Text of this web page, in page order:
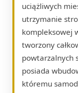
uciążliwych
utrzymanie
kompleksowej
tworzony
powtarzalnych
posiada
któremu